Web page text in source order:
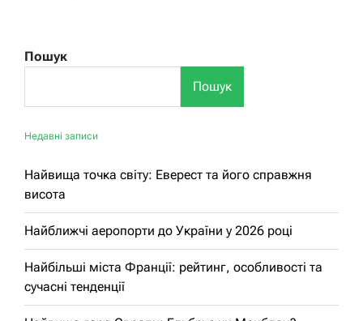
Пошук
Пошук
Недавні записи
Найвища точка світу: Еверест та його справжня
висота
Найближчі аеропорти до України у 2026 році
Найбільші міста Франції: рейтинг, особливості та
сучасні тенденції